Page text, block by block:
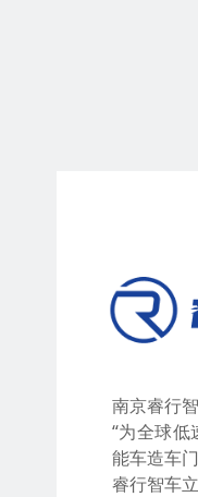
南京睿行
“为全球低
能车造车
睿行智车